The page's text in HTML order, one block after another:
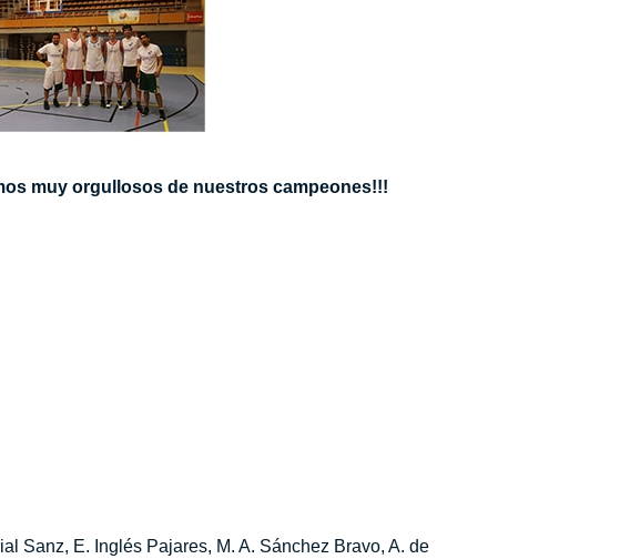
muy orgullosos de nuestros campeones!!!
Sanz, E. Inglés Pajares, M. A. Sánchez Bravo, A. de